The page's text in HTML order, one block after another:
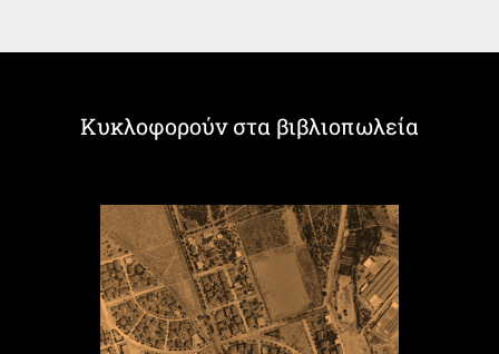
Κυκλοφορούν στα βιβλιοπωλεία